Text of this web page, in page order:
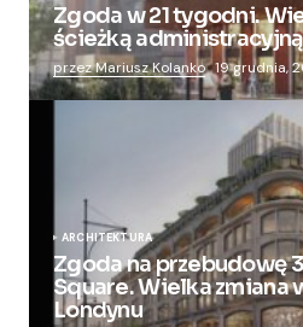
Zgoda w 21 tygodni.
ścieżką administracyjną
przez Mariusz Kolanko 19 grudnia,
ARCHITEKTURA
Zgoda na przebudowę
Square. Wielka zmiana
Londynu